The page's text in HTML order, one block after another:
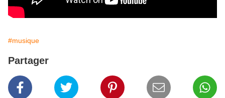
#musique
Partager